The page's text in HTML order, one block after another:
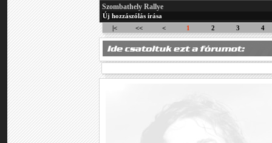
Szombathely Rallye
Új hozzászólás írása
|<
<< < 1 2 3 4